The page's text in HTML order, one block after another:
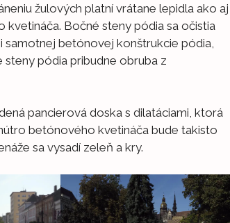
žulových platní vrátane lepidla ako aj
Bočné steny pódia sa očistia
betónovej konštrukcie pódia,
pódia pribudne obruba z
pancierová doska s dilatáciami, ktorá
betónového kvetináča bude takisto
sa vysadí zeleň a kry.